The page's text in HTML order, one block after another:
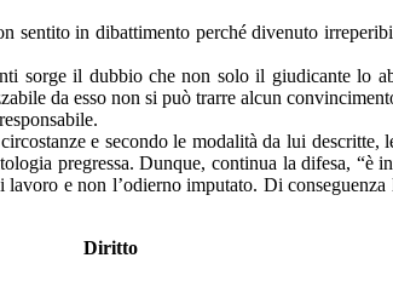
in dibattimento perché divenuto
sorge il dubbio che non solo il giudicante lo
da esso non si può trarre alcun
e secondo le modalità da lui descritte,
pregressa. Dunque, continua la difesa, “è
e non l’odierno imputato. Di
Diritto